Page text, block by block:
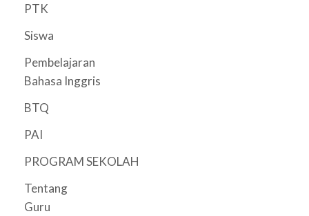
PTK
Siswa
Pembelajaran
Bahasa Inggris
BTQ
PAI
PROGRAM SEKOLAH
Tentang
Guru